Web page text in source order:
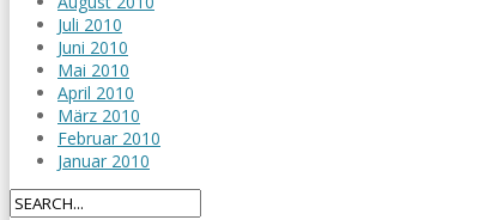
Juli 2010
Juni 2010
Mai 2010
April 2010
März 2010
Februar 2010
Januar 2010